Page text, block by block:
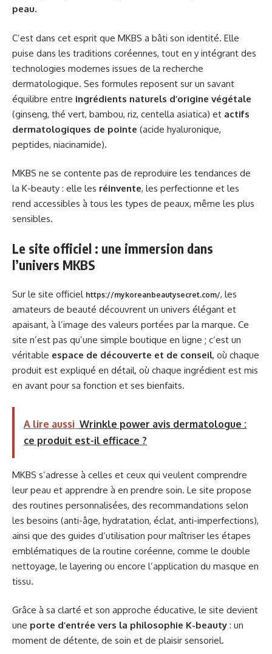
peau.
C’est dans cet esprit que MKBS a bâti son identité. Elle
puise dans les traditions coréennes, tout en y intégrant des
technologies modernes issues de la recherche
dermatologique. Ses formules reposent sur un savant
équilibre entre ingrédients naturels d’origine végétale
(ginseng, thé vert, bambou, riz, centella asiatica) et actifs
dermatologiques de pointe (acide hyaluronique,
peptides, niacinamide).
MKBS ne se contente pas de reproduire les tendances de
la K-beauty : elle les réinvente, les perfectionne et les
rend accessibles à tous les types de peaux, même les plus
sensibles.
Le site officiel : une immersion dans
l’univers MKBS
Sur le site officiel https://mykoreanbeautysecret.com/, les
amateurs de beauté découvrent un univers élégant et
apaisant, à l’image des valeurs portées par la marque. Ce
site n’est pas qu’une simple boutique en ligne ; c’est un
véritable espace de découverte et de conseil, où chaque
produit est expliqué en détail, où chaque ingrédient est mis
en avant pour sa fonction et ses bienfaits.
A lire aussi Wrinkle power avis dermatologue :
ce produit est-il efficace ?
MKBS s’adresse à celles et ceux qui veulent comprendre
leur peau et apprendre à en prendre soin. Le site propose
des routines personnalisées, des recommandations selon
les besoins (anti-âge, hydratation, éclat, anti-imperfections),
ainsi que des guides d’utilisation pour maîtriser les étapes
emblématiques de la routine coréenne, comme le double
nettoyage, le layering ou encore l’application du masque en
tissu.
Grâce à sa clarté et son approche éducative, le site devient
une porte d’entrée vers la philosophie K-beauty : un
moment de détente, de soin et de plaisir sensoriel.